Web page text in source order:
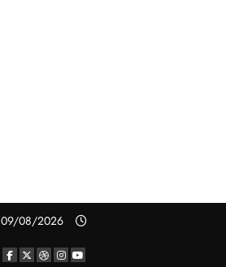
09/08/2026